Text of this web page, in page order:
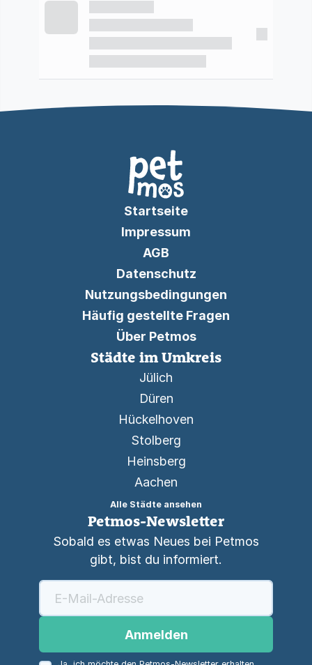
Startseite
Impressum
AGB
Datenschutz
Nutzungsbedingungen
Häufig gestellte Fragen
Über Petmos
Städte im Umkreis
Jülich
Düren
Hückelhoven
Stolberg
Heinsberg
Aachen
Alle Städte ansehen
Petmos-Newsletter
Sobald es etwas Neues bei Petmos
gibt, bist du informiert.
Anmelden